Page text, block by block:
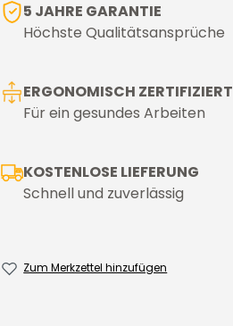
5 JAHRE GARANTIE
Höchste Qualitätsansprüche
ERGONOMISCH ZERTIFIZIERT
Für ein gesundes Arbeiten
KOSTENLOSE LIEFERUNG
Schnell und zuverlässig
Zum Merkzettel hinzufügen